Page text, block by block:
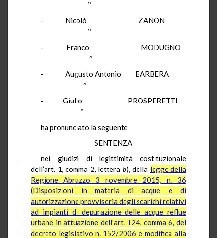
”
- Nicolò ZANON
”
- Franco MODUGNO
”
- Augusto Antonio BARBERA
”
- Giulio PROSPERETTI
”
hapronunciato la seguente
SENTENZA
nei giudizi di legittimità costituzionale
dell’art. 1, comma 2, lettera b), della legge della
Regione Abruzzo 3 novembre 2015, n. 36
(Disposizioni in materia di acque e di
autorizzazione provvisoria degli scarichi relativi
ad impianti di depurazione delle acque reflue
urbane in attuazione dell’art. 124, comma 6, del
decreto legislativo n. 152/2006 e modifica alla